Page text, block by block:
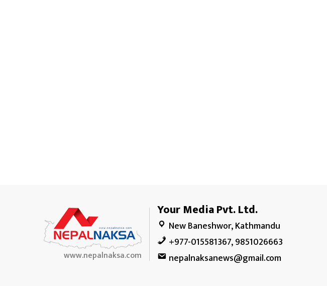
www.nepalnaksa.com
Your Media Pvt. Ltd.
New Baneshwor, Kathmandu
+977-015581367, 9851026663
nepalnaksanews@gmail.com